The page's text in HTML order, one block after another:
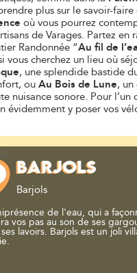
plus sur le savoir-
où vous pourrez
de Varages. Partez
Randonnée “Au fil de
vous cherchez un lieu où
, une splendide bastide
ouAu Bois de Lune,
nuisance sonore. Pour
évidemment y poser vos
BARJOLS
Barjols
de l'eau, qui a
vos pas au son de ses
lavoirs. Barjols est un joli